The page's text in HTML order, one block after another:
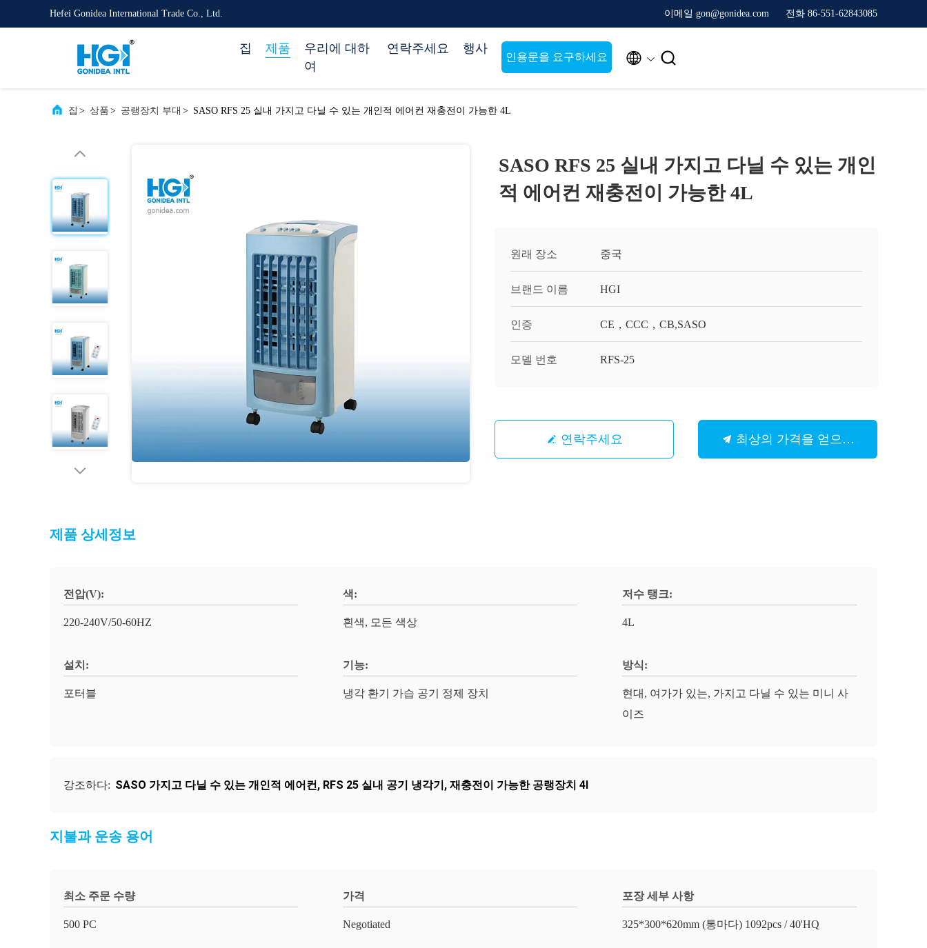
Hefei Gonidea International Trade Co., Ltd. 이메일 gon@gonidea.com 전화 86-551-62843085
집 제품
우리에 대하
여
연락주세요 행사
인용문을 요구하세요  
집 > 상품 > 공랭장치 부대 > SASO RFS 25 실내 가지고 다닐 수 있는 개인적 에어컨 재충전이 가능한 4L
SASO RFS 25 실내 가지고 다닐 수 있는 개인
적 에어컨 재충전이 가능한 4L
원래 장소 중국
브랜드 이름 HGI
인증 CE，CCC，CB,SASO
모델 번호 RFS-25
연락주세요 최상의 가격을 얻으세요
제품 상세정보
전압(V):
220-240V/50-60HZ
색:
흰색, 모든 색상
저수 탱크:
4L
설치:
포터블
기능:
냉각 환기 가습 공기 정제 장치
방식:
현대, 여가가 있는, 가지고 다닐 수 있는 미니 사
이즈
강조하다: SASO 가지고 다닐 수 있는 개인적 에어컨, RFS 25 실내 공기 냉각기, 재충전이 가능한 공랭장치 4l
지불과 운송 용어
최소 주문 수량
500 PC
가격
Negotiated
포장 세부 사항
325*300*620mm (통마다) 1092pcs / 40'HQ